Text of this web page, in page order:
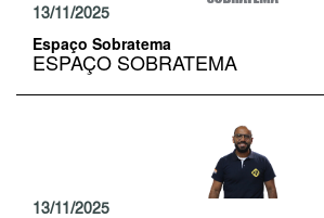
13/11/2025
Espaço Sobratema
ESPAÇO SOBRATEMA
13/11/2025